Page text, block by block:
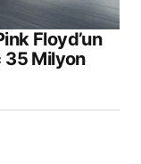
Floyd’un
35 Milyon